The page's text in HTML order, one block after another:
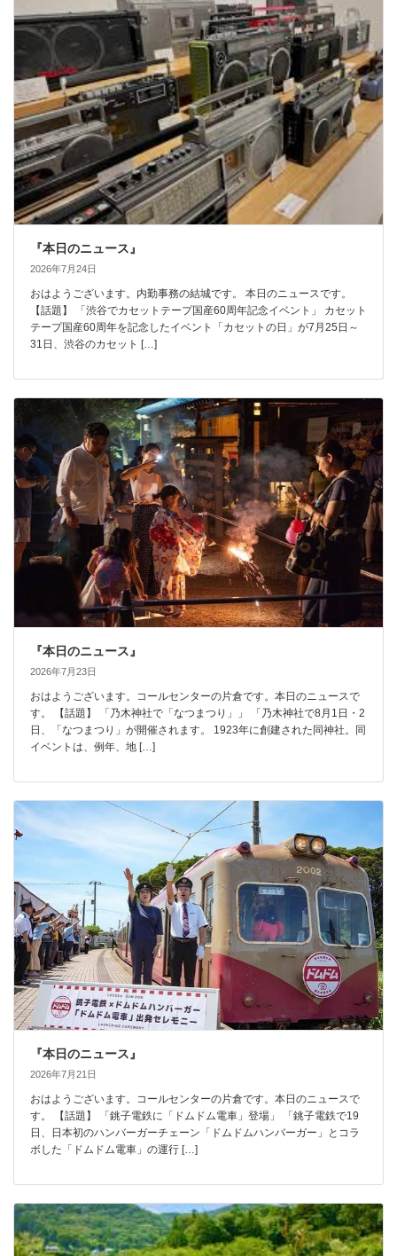
『本日のニュース』
2026年7月24日
おはようございます。内勤事務の結城です。 本日のニュースです。
【話題】 「渋谷でカセットテープ国産60周年記念イベント」 カセット
テープ国産60周年を記念したイベント「カセットの日」が7月25日～
31日、渋谷のカセット […]
『本日のニュース』
2026年7月23日
おはようございます。コールセンターの片倉です。本日のニュースで
す。 【話題】 「乃木神社で「なつまつり」」 「乃木神社で8月1日・2
日、「なつまつり」が開催されます。 1923年に創建された同神社。同
イベントは、例年、地 […]
『本日のニュース』
2026年7月21日
おはようございます。コールセンターの片倉です。本日のニュースで
す。 【話題】 「銚子電鉄に「ドムドム電車」登場」 「銚子電鉄で19
日、日本初のハンバーガーチェーン「ドムドムハンバーガー」とコラ
ボした「ドムドム電車」の運行 […]